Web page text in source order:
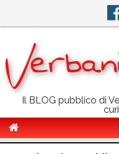
Il BLOG pubblico di